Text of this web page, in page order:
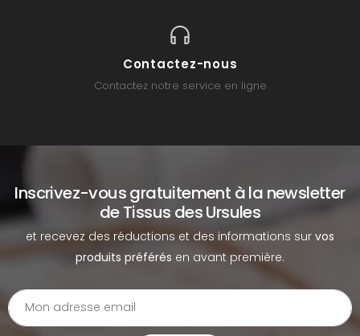
Contactez-nous
Contactez notre service en ligne
Inscrivez-vous gratuitement à la newsletter
de Tissus des Ursules
et recevez des réductions et des informations sur vos
produits préférés en avant première.